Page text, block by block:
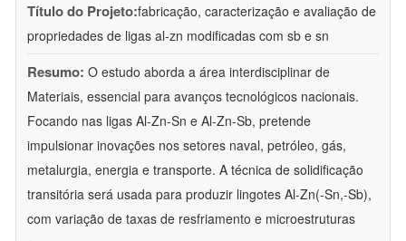
Título do Projeto:fabricação, caracterização e avaliação de
propriedades de ligas al-zn modificadas com sb e sn
Resumo: O estudo aborda a área interdisciplinar de
Materiais, essencial para avanços tecnológicos nacionais.
Focando nas ligas Al-Zn-Sn e Al-Zn-Sb, pretende
impulsionar inovações nos setores naval, petróleo, gás,
metalurgia, energia e transporte. A técnica de solidificação
transitória será usada para produzir lingotes Al-Zn(-Sn,-Sb),
com variação de taxas de resfriamento e microestruturas